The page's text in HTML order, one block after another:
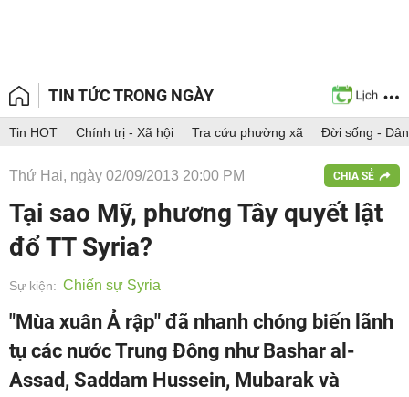
TIN TỨC TRONG NGÀY
Tin HOT Chính trị - Xã hội Tra cứu phường xã Đời sống -
Thứ Hai, ngày 02/09/2013 20:00 PM CHIA SẺ
Tại sao Mỹ, phương Tây quyết lật
đổ TT Syria?
Sự kiện: Chiến sự Syria
"Mùa xuân Ả rập" đã nhanh chóng biến lãnh
tụ các nước Trung Đông như Bashar al-
Assad, Saddam Hussein, Mubarak và